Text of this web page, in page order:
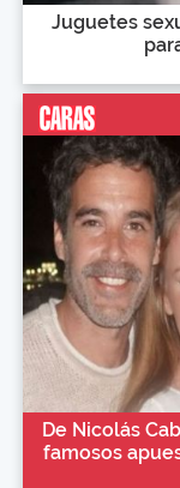
Juguetes
De Nicolás
famosos